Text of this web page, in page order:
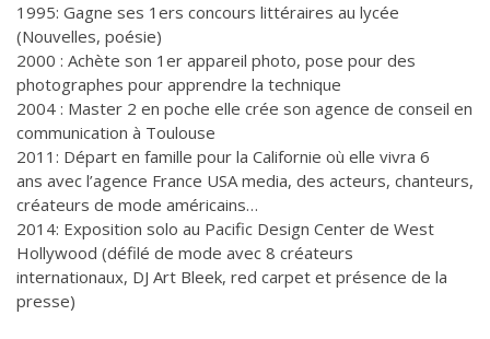
1995: Gagne ses 1ers concours littéraires au lycée
(Nouvelles, poésie)
2000 : Achète son 1er appareil photo, pose pour des
photographes pour apprendre la technique
2004 : Master 2 en poche elle crée son agence de conseil en
communication à Toulouse
2011: Départ en famille pour la Californie où elle vivra 6
ans avec l’agence France USA media, des acteurs, chanteurs,
créateurs de mode américains…
2014: Exposition solo au Pacific Design Center de West
Hollywood (défilé de mode avec 8 créateurs
internationaux, DJ Art Bleek, red carpet et présence de la
presse)